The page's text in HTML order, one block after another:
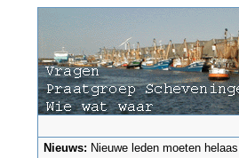
Nieuws: Nieuwe leden moeten